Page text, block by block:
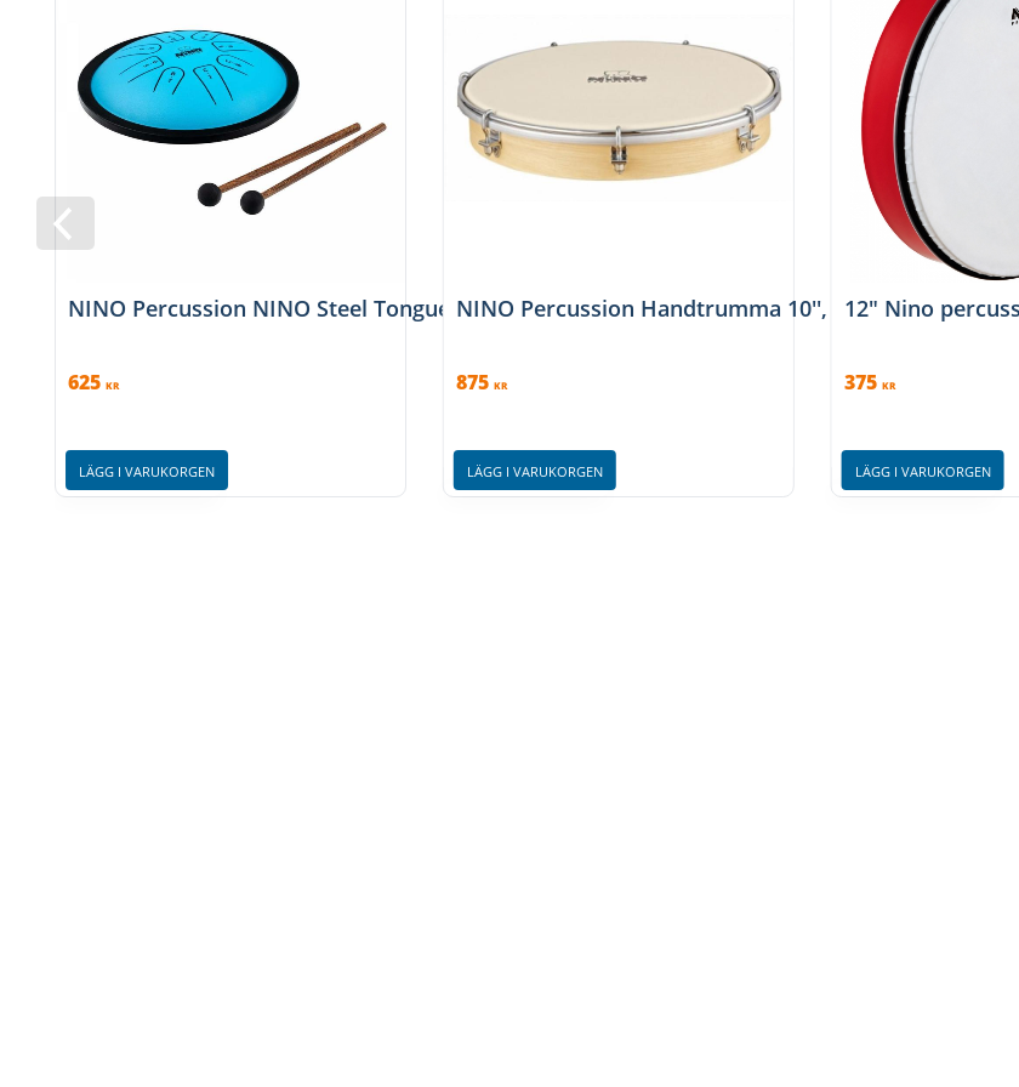
NINO Percussion NINO Steel Tongue Drum, Small 7'', Blue, NINO981
625 KR
LÄGG I VARUKORGEN
NINO Percussion Handtrumma 10'', NINO38
875 KR
LÄGG I VARUKORGEN
12" Nino
375 KR
LÄGG I VARUKORGEN